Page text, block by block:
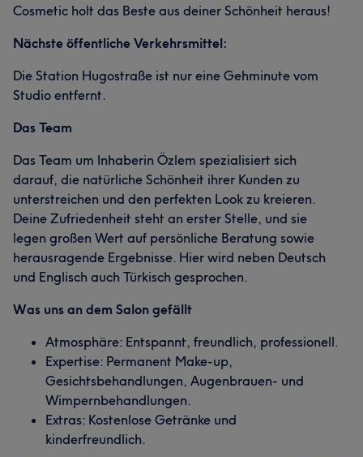
Cosmetic holt das Beste aus deiner Schönheit heraus!
Nächste öffentliche Verkehrsmittel:
Die Station Hugostraße ist nur eine Gehminute vom
Studio entfernt.
Das Team
Das Team um Inhaberin Özlem spezialisiert sich
darauf, die natürliche Schönheit ihrer Kunden zu
unterstreichen und den perfekten Look zu kreieren.
Deine Zufriedenheit steht an erster Stelle, und sie
legen großen Wert auf persönliche Beratung sowie
herausragende Ergebnisse. Hier wird neben Deutsch
und Englisch auch Türkisch gesprochen.
Was uns an dem Salon gefällt
Atmosphäre: Entspannt, freundlich, professionell.
Expertise: Permanent Make-up,
Gesichtsbehandlungen, Augenbrauen- und
Wimpernbehandlungen.
Extras: Kostenlose Getränke und
kinderfreundlich.